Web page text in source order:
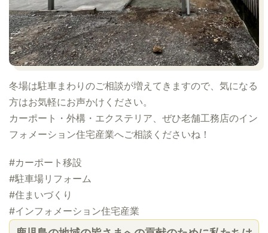
冬場は駐車まわりのご相談が増えてきますので、気になる
方はお気軽にお声かけください。
カーポート・外構・エクステリア、ぜひ老舗工務店のイン
フォメーション住宅産業へご相談くださいね！
#カーポート移設
#駐車場リフォーム
#住まいづくり
#インフォメーション住宅産業